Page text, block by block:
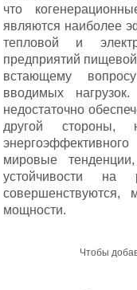
что
являются наиболее
тепловой и
предприятий
встающему
вводимых
недостаточно
другой
мировые
устойчивости на
совершенствуются,
мощности.
Чтобы